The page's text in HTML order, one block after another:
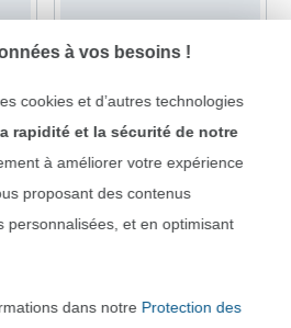
E-Book Miou Miou Rock Nelda,, en allemand
NUMÉRIQUE
6,00 € / unité
à vos besoins !
cookies et d’autres technologies
rapidité et la sécurité de notre
à améliorer votre expérience
proposant des contenus
personnalisées, et en optimisant
dans notre Protection des